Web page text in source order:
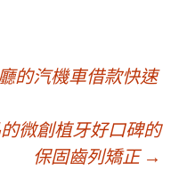
的汽機車借款快速
微創植牙好口碑的
保固齒列矯正 →